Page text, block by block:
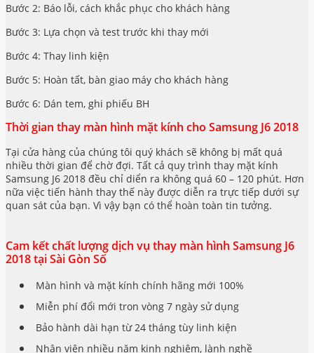
Bước 2: Báo lỗi, cách khắc phục cho khách hàng
Bước 3: Lựa chọn và test trước khi thay mới
Bước 4: Thay linh kiện
Bước 5: Hoàn tất, bàn giao máy cho khách hàng
Bước 6: Dán tem, ghi phiếu BH
Thời gian thay màn hình mặt kính cho Samsung J6 2018
Tại cửa hàng của chúng tôi quý khách sẽ không bị mất quá
nhiều thời gian để chờ đợi. Tất cả quy trình thay mặt kính
Samsung J6 2018 đều chỉ diển ra không quá 60 – 120 phút. Hơn
nữa việc tiến hành thay thế này được diễn ra trực tiếp dưới sự
quan sát của bạn. Vì vậy bạn có thể hoàn toàn tin tưởng.
Cam kết chất lượng dịch vụ thay màn hình Samsung J6
2018 tại Sài Gòn Số
Màn hình và mặt kính chính hãng mới 100%
Miễn phí đổi mới tron vòng 7 ngày sử dụng
Bảo hành dài hạn từ 24 tháng tùy linh kiện
Nhân viên nhiều năm kinh nghiệm, lành nghề